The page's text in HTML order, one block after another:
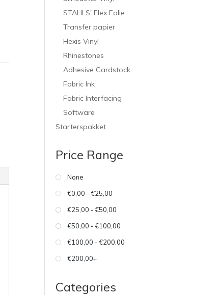
STAHLS' Flex Folie
Transfer papier
Hexis Vinyl
Rhinestones
Adhesive Cardstock
Fabric Ink
Fabric Interfacing
Software
Starterspakket
Price Range
None
€0,00 - €25,00
€25,00 - €50,00
€50,00 - €100,00
€100,00 - €200,00
€200,00+
Categories